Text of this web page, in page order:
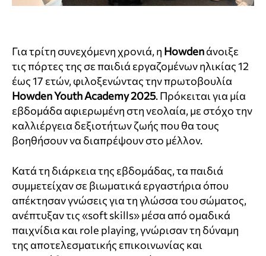
Για τρίτη συνεχόμενη χρονιά, η Howdenάνοιξε
τις πόρτες της σε παιδιά εργαζομένων ηλικίας 12
έως 17 ετών, φιλοξενώντας την πρωτοβουλία
Howden Youth Academy 2025. Πρόκειται για μία
εβδομάδα αφιερωμένη στη νεολαία, με στόχο την
καλλιέργεια δεξιοτήτων ζωής που θα τους
βοηθήσουν να διαπρέψουν στο μέλλον.
Κατά τη διάρκεια της εβδομάδας, τα παιδιά
συμμετείχαν σε βιωματικά εργαστήρια όπου
απέκτησαν γνώσεις για τη γλώσσα του σώματος,
ανέπτυξαν τις «soft skills» μέσα από ομαδικά
παιχνίδια και role playing, γνώρισαν τη δύναμη
της αποτελεσματικής επικοινωνίας και